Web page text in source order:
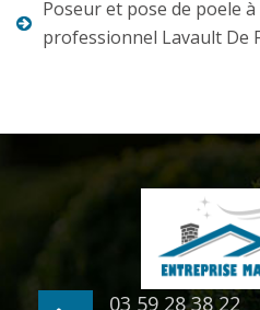
Poseur et pose de poele
professionnel Lavault De
03 59 28 38 22